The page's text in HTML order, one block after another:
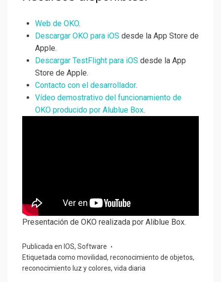
Web de OKO.
Descargar OKO para iOS desde la App Store de
Apple.
Descargar TestFlight para iOS desde la App
Store de Apple.
Contacto con el desarrollador.
Vídeo demostrativo del funcionamiento de
OKO producido por Alublue Box.
Presentación de OKO realizada por Aliblue Box.
Publicada en IOS, Software
Etiquetada como movilidad, reconocimiento de objetos,
reconocimiento luz y colores, vida diaria